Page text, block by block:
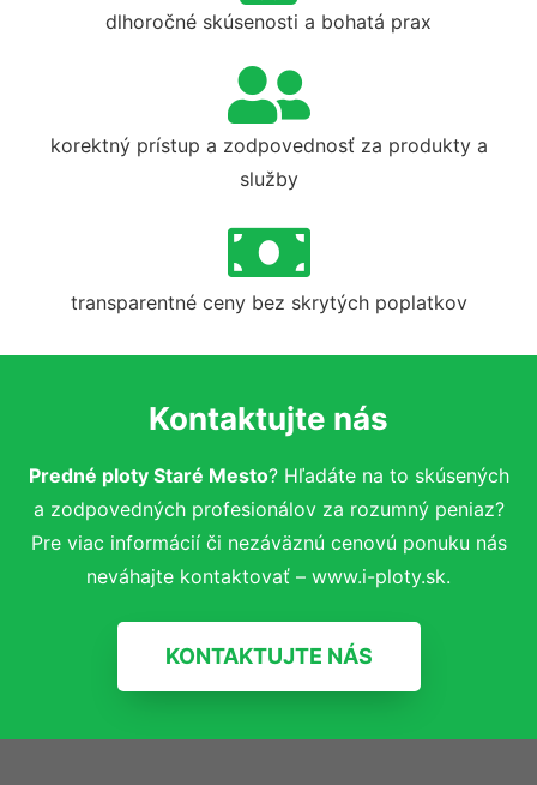
dlhoročné skúsenosti a bohatá prax
korektný prístup a zodpovednosť za produkty a
služby
transparentné ceny bez skrytých poplatkov
Kontaktujte nás
Predné ploty Staré Mesto? Hľadáte na to skúsených
a zodpovedných profesionálov za rozumný peniaz?
Pre viac informácií či nezáväznú cenovú ponuku nás
neváhajte kontaktovať – www.i-ploty.sk.
KONTAKTUJTE NÁS